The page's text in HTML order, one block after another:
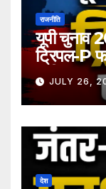
राजनीति
यूपी चुनाव
ट्रिपल-P
समीकरण?
JULY 26,
देश